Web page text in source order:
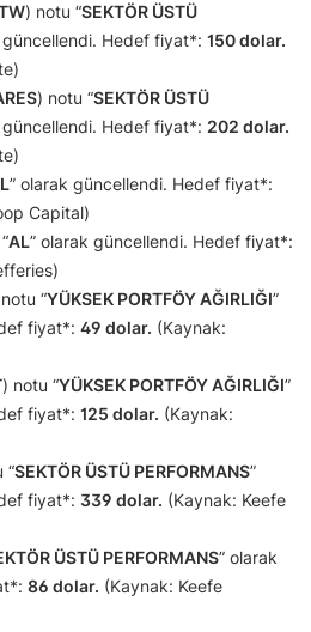
) notu “SEKTÖR ÜSTÜ
güncellendi. Hedef fiyat*: 150 dolar.
) notu “SEKTÖR ÜSTÜ
güncellendi. Hedef fiyat*: 202 dolar.
” olarak güncellendi. Hedef fiyat*:
Capital)
AL” olarak güncellendi. Hedef fiyat*:
“YÜKSEK PORTFÖY AĞIRLIĞI”
fiyat*: 49 dolar. (Kaynak:
) notu “YÜKSEK PORTFÖY AĞIRLIĞI”
fiyat*: 125 dolar. (Kaynak:
“SEKTÖR ÜSTÜ PERFORMANS”
fiyat*: 339 dolar. (Kaynak: Keefe
ÜSTÜ PERFORMANS” olarak
86 dolar. (Kaynak: Keefe